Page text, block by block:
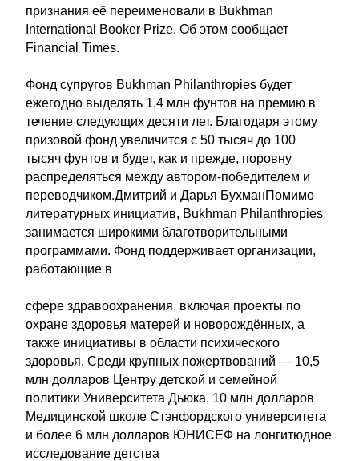
признания её переименовали в Bukhman
International Booker Prize. Об этом сообщает
Financial Times.
Фонд супругов Bukhman Philanthropies будет
ежегодно выделять 1,4 млн фунтов на премию в
течение следующих десяти лет. Благодаря этому
призовой фонд увеличится с 50 тысяч до 100
тысяч фунтов и будет, как и прежде, поровну
распределяться между автором-победителем и
переводчиком.Дмитрий и Дарья БухманПомимо
литературных инициатив, Bukhman Philanthropies
занимается широкими благотворительными
программами. Фонд поддерживает организации,
работающие в
сфере здравоохранения, включая проекты по
охране здоровья матерей и новорождённых, а
также инициативы в области психического
здоровья. Среди крупных пожертвований — 10,5
млн долларов Центру детской и семейной
политики Университета Дьюка, 10 млн долларов
Медицинской школе Стэнфордского университета
и более 6 млн долларов ЮНИСЕФ на лонгитюдное
исследование детства